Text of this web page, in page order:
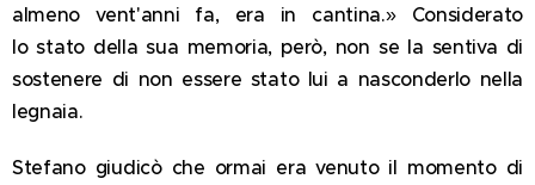
almeno vent'anni fa, era in cantina.» Considerato
lo stato della sua memoria, però, non se la sentiva di
sostenere di non essere stato lui a nasconderlo nella
legnaia.
Stefano giudicò che ormai era venuto il momento di